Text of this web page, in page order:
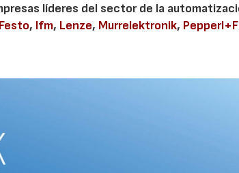
líderes del sector de la
Festo, Ifm, Lenze, Murrelektronik,